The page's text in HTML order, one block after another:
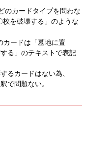
のカードタイプを問わな
枚を破壊する」のような
カードは「墓地に置
る」のテキストで表記
るカードはない為、
で問題ない。